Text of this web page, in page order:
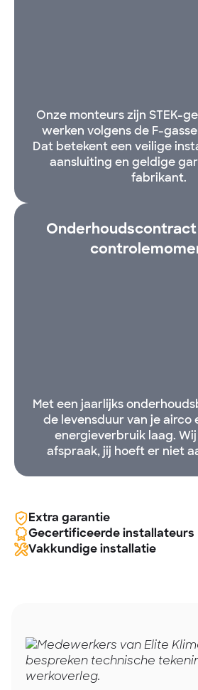
Onze monteurs zijn STEK-
werken volgens de F-
Dat betekent een veilige
aansluiting en geldige
fabrikant.
Met een jaarlijks
de levensduur van je airco
energieverbruik laag.
afspraak, jij hoeft er niet
Extra garantie
Gecertificeerde installateurs
Vakkundige installatie